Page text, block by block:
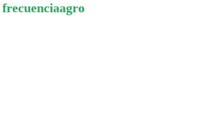
frecuenciaagro